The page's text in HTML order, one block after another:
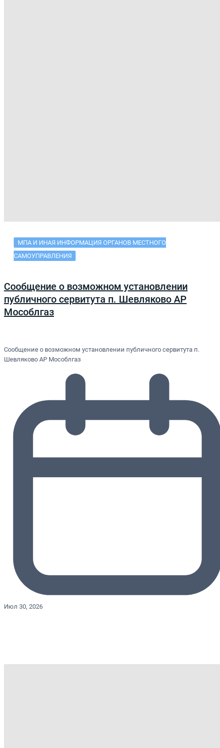
МПА И ИНАЯ ИНФОРМАЦИЯ ОРГАНОВ МЕСТНОГО
САМОУПРАВЛЕНИЯ
Сообщение о возможном установлении
публичного сервитута п. Шевляково АР
Мособлгаз
Сообщение о возможном установлении публичного сервитута п.
Шевляково АР Мособлгаз
Июл 30, 2026